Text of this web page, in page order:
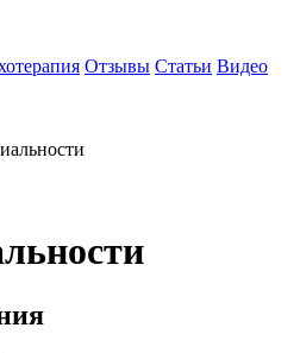
Отзывы Статьи Видео